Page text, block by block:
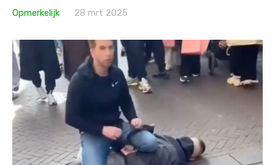
Opmerkelijk
28 mrt 2025